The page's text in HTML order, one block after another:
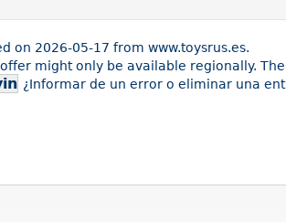
on 2026-05-17 from www.toysrus.es.
might only be available regionally.
¿Informar de un error o eliminar una